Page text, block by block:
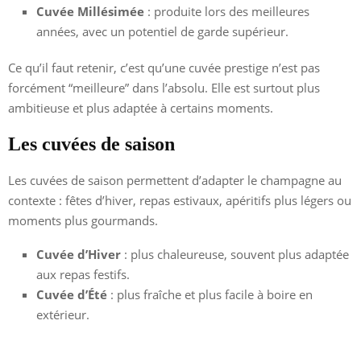
Cuvée Millésimée : produite lors des meilleures
années, avec un potentiel de garde supérieur.
Ce qu’il faut retenir, c’est qu’une cuvée prestige n’est pas
forcément “meilleure” dans l’absolu. Elle est surtout plus
ambitieuse et plus adaptée à certains moments.
Les cuvées de saison
Les cuvées de saison permettent d’adapter le champagne au
contexte : fêtes d’hiver, repas estivaux, apéritifs plus légers ou
moments plus gourmands.
Cuvée d’Hiver : plus chaleureuse, souvent plus adaptée
aux repas festifs.
Cuvée d’Été : plus fraîche et plus facile à boire en
extérieur.